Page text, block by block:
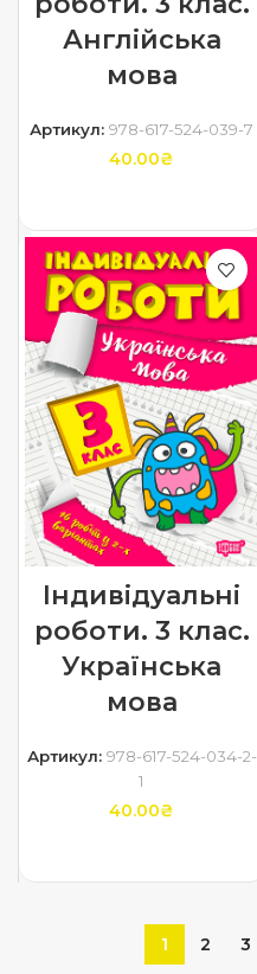
Англійська
мова
Артикул:978-617-524-039-7
40.00₴
Індивідуальні
роботи. 3 клас.
Українська
мова
Артикул: 978-617-524-034-2-
1
40.00₴
1 2 3